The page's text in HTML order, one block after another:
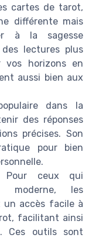
cartes de tarot,
différente mais
à la sagesse
lectures plus
vos horizons en
aussi bien aux
dans la
des réponses
précises. Son
pour bien
ceux qui
moderne, les
un accès facile à
facilitant ainsi
Ces outils sont